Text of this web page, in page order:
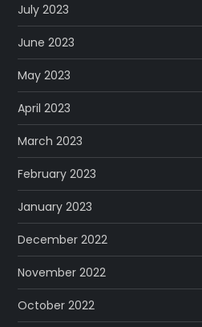
July 2023
June 2023
May 2023
April 2023
March 2023
February 2023
January 2023
December 2022
November 2022
October 2022